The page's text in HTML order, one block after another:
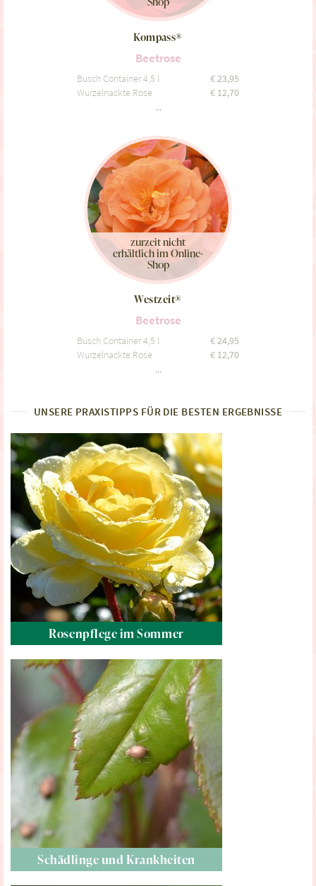
Kompass®
Beetrose
Busch Container 4,5 l €23,95
Wurzelnackte Rose
€ 12,70
...
zurzeit nicht
erhältlich im Online-
Shop
Westzeit®
Beetrose
Busch Container 4,5 l €24,95
Wurzelnackte Rose
€ 12,70
...
UNSERE PRAXISTIPPS FÜR DIE BESTEN ERGEBNISSE
Rosenpflege im Sommer
Schädlinge und Krankheiten